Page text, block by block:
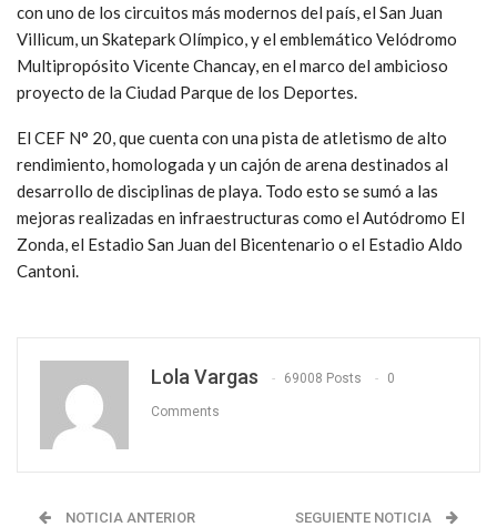
con uno de los circuitos más modernos del país, el San Juan
Villicum, un Skatepark Olímpico, y el emblemático Velódromo
Multipropósito Vicente Chancay, en el marco del ambicioso
proyecto de la Ciudad Parque de los Deportes.
El CEF N° 20, que cuenta con una pista de atletismo de alto
rendimiento, homologada y un cajón de arena destinados al
desarrollo de disciplinas de playa. Todo esto se sumó a las
mejoras realizadas en infraestructuras como el Autódromo El
Zonda, el Estadio San Juan del Bicentenario o el Estadio Aldo
Cantoni.
Lola Vargas 69008 Posts 0
Comments
NOTICIA ANTERIOR SEGUIENTE NOTICIA